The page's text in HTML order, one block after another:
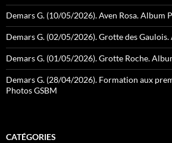
Demars G. (10/05/2026). Aven Rosa. Album
Demars G. (02/05/2026). Grotte des
Demars G. (01/05/2026). Grotte Roche.
Demars G. (28/04/2026). Formation aux
Photos GSBM
CATÉGORIES